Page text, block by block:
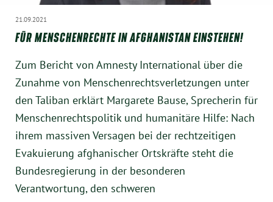
21.09.2021
FÜR MENSCHENRECHTE IN AFGHANISTAN EINSTEHEN!
Zum Bericht von Amnesty International über die
Zunahme von Menschenrechtsverletzungen unter
den Taliban erklärt Margarete Bause, Sprecherin für
Menschenrechtspolitik und humanitäre Hilfe: Nach
ihrem massiven Versagen bei der rechtzeitigen
Evakuierung afghanischer Ortskräfte steht die
Bundesregierung in der besonderen
Verantwortung, den schweren